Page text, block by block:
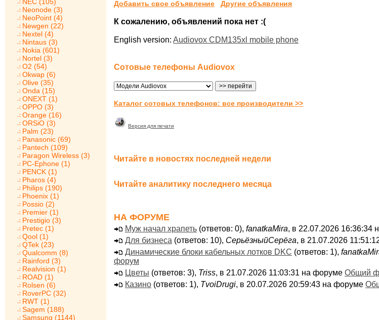
Neonode (3)
NeoPoint (4)
Newgen (22)
Nextel (4)
Nintaus (3)
Nokia (601)
Nortel (3)
O2 (54)
Okwap (6)
Olive (35)
Onda (15)
ONEXT (1)
OPPO (3)
Orange (16)
ORSiO (3)
Palm (23)
Panasonic (69)
Pantech (109)
Paragon Wireless (3)
PC-Ephone (1)
PENCK (1)
Pharos (4)
Philips (190)
Phoenix (1)
Possio (2)
Premier (1)
Prestigio (3)
Pretec (1)
Qool (1)
QTek (23)
Qualcomm (8)
Rainford (3)
Realvision (1)
ROAD (1)
Rolsen (6)
RoverPC (32)
RWT (1)
Sagem (188)
Samsung (1144)
Добавить свое объявление Другие объявления
К сожалению, объявлений пока нет :(
English version: Audiovox CDM135xl mobile phone
Сотовые телефоны Audiovox
Каталог сотовых телефонов: все производители >>
Версия для печати
Читайте в новостях последней недели
Читайте аналитику последнего месяца
НА ФОРУМЕ
Муж начал храпеть (ответов: 0), fanatkaMira, в 22.07.2026 16:36:34
Для бизнеса (ответов: 10), СерьёзныйСерёга, в 21.07.2026
Динамические блоки кабельных лотков DKC (ответов: 1),
форум
Цветы (ответов: 3), Triss, в 21.07.2026 11:03:31 на форуме Общий
Казино (ответов: 1), TvoiDrugi, в 20.07.2026 20:59:43 на форуме